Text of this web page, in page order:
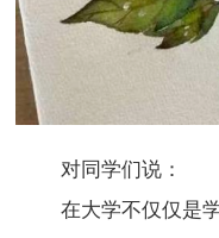
对同学们说：
在大学不仅仅是